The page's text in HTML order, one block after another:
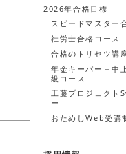
2026年合格目標
スピードマスター
社労士合格コース
合格のトリセツ講
年金キーパー＋中
級コース
工藤プロジェクト
ー
おためしWeb受講